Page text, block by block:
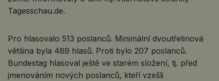
Tagesschau.de.
Pro hlasovalo 513 poslanců. Minimální dvoutřetinová
většina byla 489 hlasů. Proti bylo 207 poslanců.
Bundestag hlasoval ještě ve starém složení, tj. před
jmenováním nových poslanců, kteří vzešli